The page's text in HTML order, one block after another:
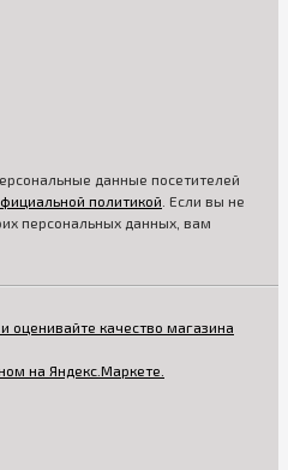
данные посетителей
политикой . Если вы не
персональных данных, вам